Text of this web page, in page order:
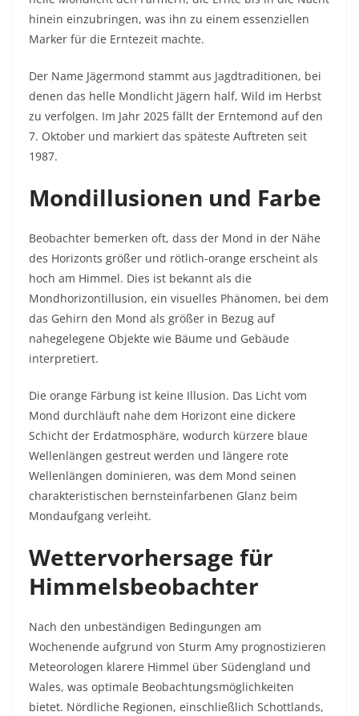
hinein einzubringen, was ihn zu einem essenziellen
Marker für die Erntezeit machte.
Der Name Jägermond stammt aus Jagdtraditionen, bei
denen das helle Mondlicht Jägern half, Wild im Herbst
zu verfolgen. Im Jahr 2025 fällt der Erntemond auf den
7. Oktober und markiert das späteste Auftreten seit
1987.
Mondillusionen und Farbe
Beobachter bemerken oft, dass der Mond in der Nähe
des Horizonts größer und rötlich-orange erscheint als
hoch am Himmel. Dies ist bekannt als die
Mondhorizontillusion, ein visuelles Phänomen, bei dem
das Gehirn den Mond als größer in Bezug auf
nahegelegene Objekte wie Bäume und Gebäude
interpretiert.
Die orange Färbung ist keine Illusion. Das Licht vom
Mond durchläuft nahe dem Horizont eine dickere
Schicht der Erdatmosphäre, wodurch kürzere blaue
Wellenlängen gestreut werden und längere rote
Wellenlängen dominieren, was dem Mond seinen
charakteristischen bernsteinfarbenen Glanz beim
Mondaufgang verleiht.
Wettervorhersage für
Himmelsbeobachter
Nach den unbeständigen Bedingungen am
Wochenende aufgrund von Sturm Amy prognostizieren
Meteorologen klarere Himmel über Südengland und
Wales, was optimale Beobachtungsmöglichkeiten
bietet. Nördliche Regionen, einschließlich Schottlands,